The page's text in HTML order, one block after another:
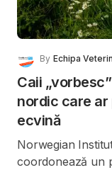
By Echipa
Caii
nordic care
ecvină
Norwegian
coordonează un